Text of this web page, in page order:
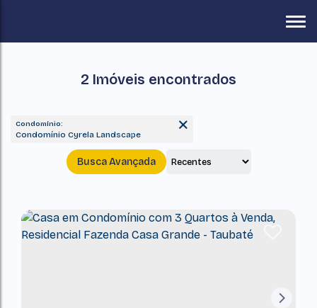
2 Imóveis encontrados
Condomínio:
Condomínio Cyrela Landscape
Busca Avançada